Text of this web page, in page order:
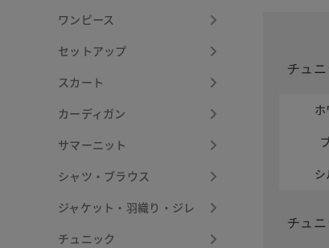
ワンピース
セットアップ
スカート
カーディガン
サマーニット
シャツ・ブラウス
ジャケット・羽織り・ジレ
チュニック
チュ
ホ
チュ